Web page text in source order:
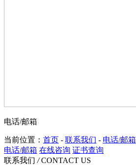
电话/邮箱
当前位置： 首页 - 联系我们 - 电话/邮箱
电话/邮箱 在线咨询 证书查询
联系我们 / CONTACT US